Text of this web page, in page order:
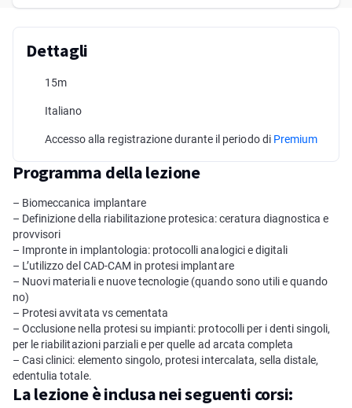
Dettagli
15m
Italiano
Accesso alla registrazione durante il periodo di Premium
Programma della lezione
– Biomeccanica implantare
– Definizione della riabilitazione protesica: ceratura diagnostica e
provvisori
– Impronte in implantologia: protocolli analogici e digitali
– L’utilizzo del CAD-CAM in protesi implantare
– Nuovi materiali e nuove tecnologie (quando sono utili e quando
no)
– Protesi avvitata vs cementata
– Occlusione nella protesi su impianti: protocolli per i denti singoli,
per le riabilitazioni parziali e per quelle ad arcata completa
– Casi clinici: elemento singolo, protesi intercalata, sella distale,
edentulia totale.
La lezione è inclusa nei seguenti corsi: